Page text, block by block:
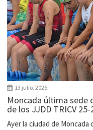
13 julio, 2026
Moncada última sede
de los JJDD TRICV 25-
Ayer la ciudad de